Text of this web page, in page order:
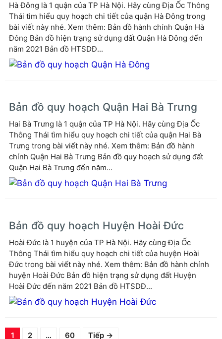
Hà Đông là 1 quận của TP Hà Nội. Hãy cùng Địa Ốc Thông
Thái tìm hiểu quy hoạch chi tiết của quận Hà Đông trong
bài viết này nhé. Xem thêm: Bản đồ hành chính Quận Hà
Đông Bản đồ hiện trạng sử dụng đất Quận Hà Đông đến
năm 2021 Bản đồ HTSDĐ...
Bản đồ quy hoạch Quận Hai Bà Trưng
Hai Bà Trưng là 1 quận của TP Hà Nội. Hãy cùng Địa Ốc
Thông Thái tìm hiểu quy hoạch chi tiết của quận Hai Bà
Trưng trong bài viết này nhé. Xem thêm: Bản đồ hành
chính Quận Hai Bà Trưng Bản đồ quy hoạch sử dụng đất
Quận Hai Bà Trưng đến năm...
Bản đồ quy hoạch Huyện Hoài Đức
Hoài Đức là 1 huyện của TP Hà Nội. Hãy cùng Địa Ốc
Thông Thái tìm hiểu quy hoạch chi tiết của huyện Hoài
Đức trong bài viết này nhé. Xem thêm: Bản đồ hành chính
huyện Hoài Đức Bản đồ hiện trạng sử dụng đất Huyện
Hoài Đức đến năm 2021 Bản đồ HTSDĐ...
Trang
1 Trang
2 … Trang
60 Tiếp →